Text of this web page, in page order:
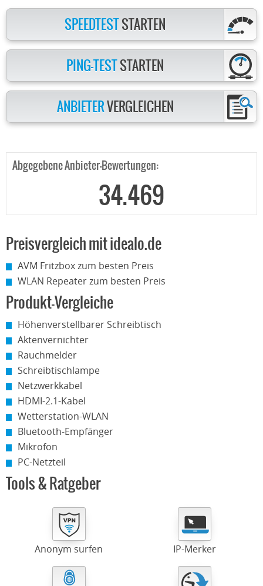
SPEEDTESTSTARTEN
PING-TESTSTARTEN
ANBIETERVERGLEICHEN
Abgegebene Anbieter-Bewertungen:
34.469
Preisvergleich mit idealo.de
AVM Fritzbox zum besten Preis
WLAN Repeater zum besten Preis
Produkt-Vergleiche
Höhenverstellbarer Schreibtisch
Aktenvernichter
Rauchmelder
Schreibtischlampe
Netzwerkkabel
HDMI-2.1-Kabel
Wetterstation-WLAN
Bluetooth-Empfänger
Mikrofon
PC-Netzteil
Tools & Ratgeber
Anonym surfen IP-Merker